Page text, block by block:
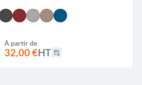
À partir de
32,00 €HT